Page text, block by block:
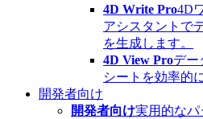
4D Write Pro4D
アシスタントで
を生成します。
4D View Proデー
シートを効率的
開発者向け
開発者向け実用的なパ